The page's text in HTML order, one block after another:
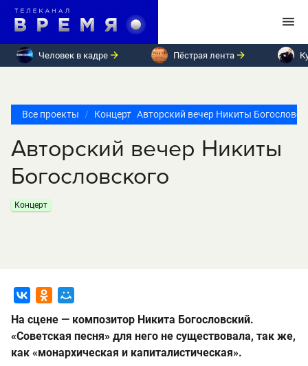
Человек в кадре Пёстрая лента
Все проекты Концерт Авторский вечер Никиты
Авторский вечер Никиты
Богословского
Концерт
На сцене — композитор Никита Богословский.
«Советская песня» для него не существовала, так же,
как «монархическая и капиталистическая».